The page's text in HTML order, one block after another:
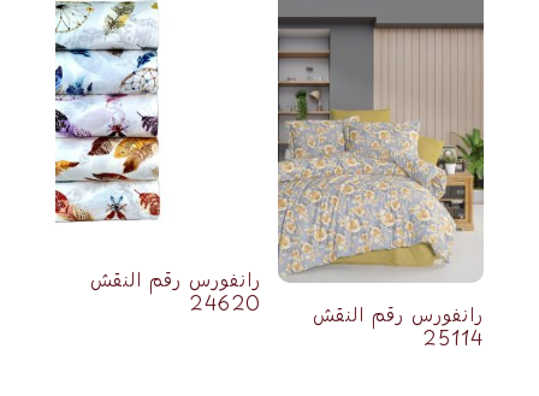
رانفورس رقم النقش
25114
رانفورس رقم النقش
24620